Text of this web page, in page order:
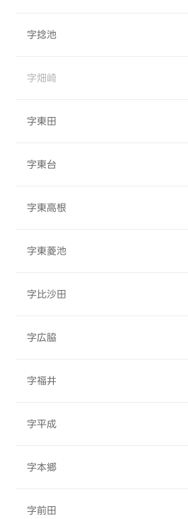
字捻池
字畑崎
字東田
字東台
字東高根
字東菱池
字比沙田
字広脇
字福井
字平成
字本郷
字前田